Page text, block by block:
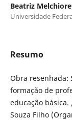
Beatriz
Universidade
Resumo
Obra resenhada:
formação de
educação
Souza Filho